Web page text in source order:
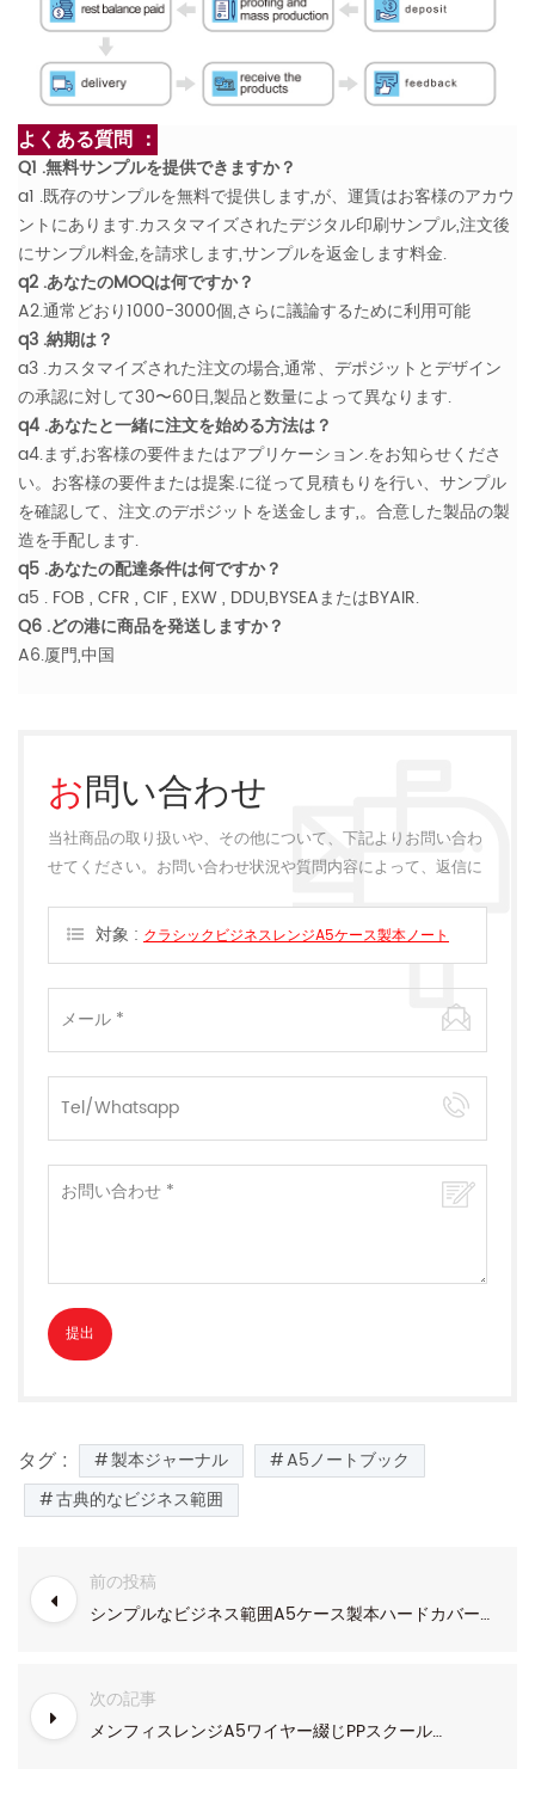
よくある質問 ：
Q1 .無料サンプルを提供できますか？
a1 .既存のサンプルを無料で提供します,が、運賃はお客様のアカウ
ントにあります.カスタマイズされたデジタル印刷サンプル,注文後
にサンプル料金,を請求します,サンプルを返金します料金.
q2 .あなたのMOQは何ですか？
A2.通常どおり1000-3000個,さらに議論するために利用可能
q3 .納期は？
a3 .カスタマイズされた注文の場合,通常、デポジットとデザイン
の承認に対して30〜60日,製品と数量によって異なります.
q4 .あなたと一緒に注文を始める方法は？
a4.まず,お客様の要件またはアプリケーション.をお知らせくださ
い。お客様の要件または提案.に従って見積もりを行い、サンプル
を確認して、注文.のデポジットを送金します,。合意した製品の製
造を手配します.
q5 .あなたの配達条件は何ですか？
a5 . FOB , CFR , CIF , EXW , DDU,BYSEAまたはBYAIR.
Q6 .どの港に商品を発送しますか？
A6.厦門,中国
お問い合わせ
当社商品の取り扱いや、その他について、下記よりお問い合わ
せてください。お問い合わせ状況や質問内容によって、返信に
対象 : クラシックビジネスレンジA5ケース製本ノート
タグ : 製本ジャーナル
A5ノートブック
古典的なビジネス範囲
前の投稿
シンプルなビジネス範囲A5ケース製本ハードカバーノートブック
次の記事
メンフィスレンジA5ワイヤー綴じPPスクールノート